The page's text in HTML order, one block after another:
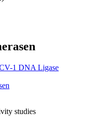
1 DNA Ligase
studies